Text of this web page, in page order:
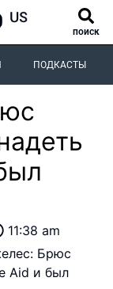
поиск
ПОДКАСТЫ
11:38 am
Брюс
Aid и был